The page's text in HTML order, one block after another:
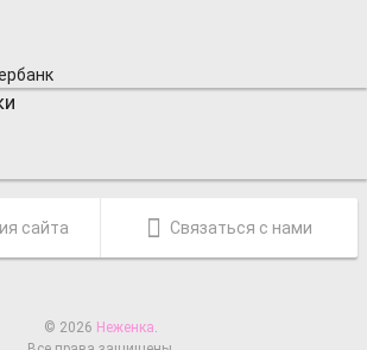
сайта Связаться с нами
© 2026 Неженка.